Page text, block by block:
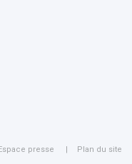
presse Plan du site